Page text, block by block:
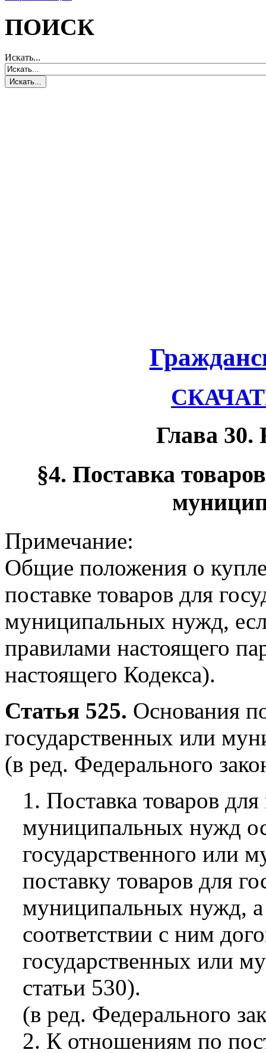
ПОИСК
Искать...
Глава 30.
§4. Поставка
Примечание:
Общие положения о
поставке товаров для
муниципальных нужд,
правилами настоящего
настоящего Кодекса).
Статья 525. Основания
государственных или
(в ред. Федерального
1. Поставка товаров
муниципальных нужд
государственного или
поставку товаров для
муниципальных нужд,
соответствии с ним
государственных или
статьи 530).
(в ред. Федерального
2. К отношениям по